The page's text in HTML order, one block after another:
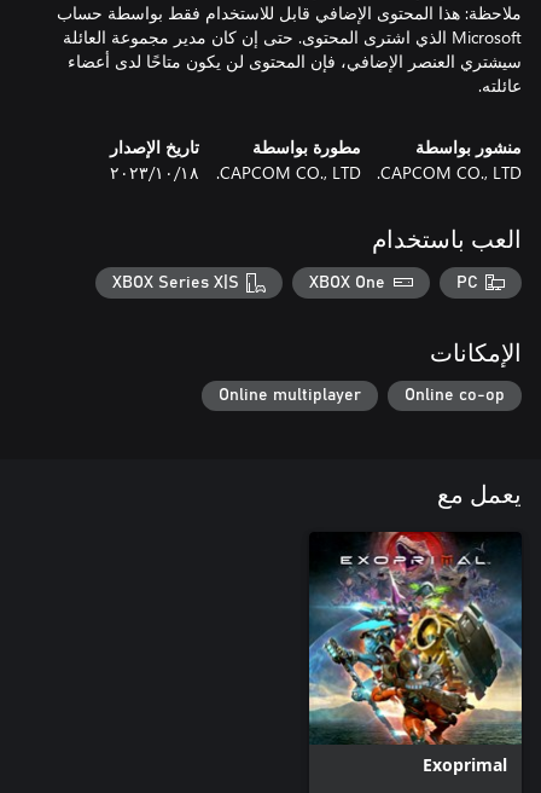
ملاحظة: هذا المحتوى الإضافي قابل للاستخدام فقط بواسطة حساب
Microsoft الذي اشترى المحتوى. حتى إن كان مدير مجموعة العائلة
سيشتري العنصر الإضافي، فإن المحتوى لن يكون متاحًا لدى أعضاء
عائلته.
منشور بواسطة
CAPCOM CO., LTD.
مطورة بواسطة
CAPCOM CO., LTD.
تاريخ الإصدار
١٨‏/١٠‏/٢٠٢٣
العب باستخدام
PC
XBOX One
XBOX Series X|S
الإمكانات
Online co-op
Online multiplayer
يعمل مع
Exoprimal